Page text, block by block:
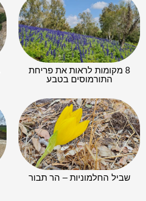
8 מקומות לראות את פריחת
התורמוסים בטבע
שביל החלמוניות – הר תבור